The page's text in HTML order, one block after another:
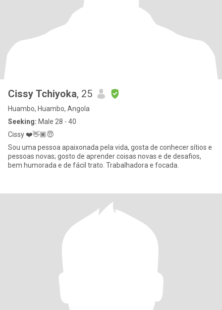
Cissy Tchiyoka, 25
Huambo, Huambo, Angola
Seeking: Male 28 - 40
Cissy ❤️👋🏾😇
Sou uma pessoa apaixonada pela vida, gosta de conhecer sítios e
pessoas novas; gosto de aprender coisas novas e de desafios,
bem humorada e de fácil trato. Trabalhadora e focada.